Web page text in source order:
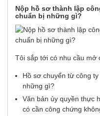
Nộp hồ sơ thành lập
chuẩn bị những gì?
Tôi sắp tới có nhu cầu mở
Hồ sơ chuyển từ công
những gì?
Văn bản ủy quyền thực
có cần công chứng